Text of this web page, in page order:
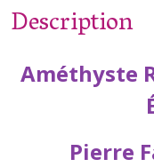
Description
Améthyste
Pierre